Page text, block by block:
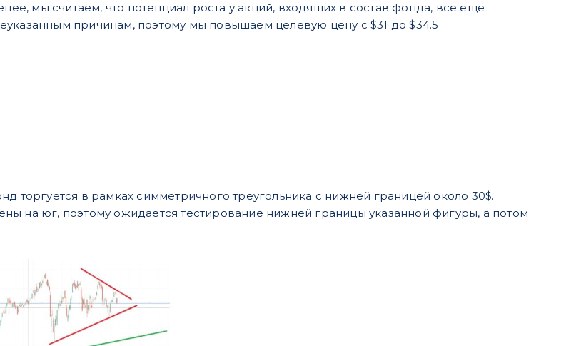
мы считаем, что потенциал роста у акций, входящих в состав фонда, все еще
причинам, поэтому мы повышаем целевую цену с $31 до $34.5
торгуется в рамках симметричного треугольника с нижней границей около 30$.
на юг, поэтому ожидается тестирование нижней границы указанной фигуры, а потом